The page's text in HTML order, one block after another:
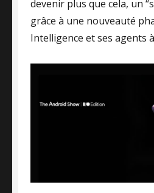
devenir plus que cela, un
grâce à une nouveauté
Intelligence et ses agents